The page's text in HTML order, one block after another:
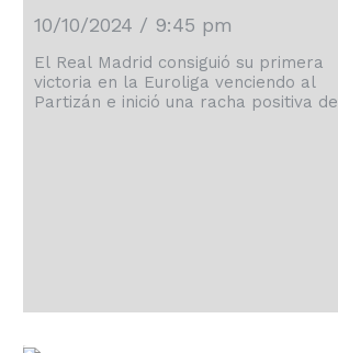
10/10/2024 / 9:45 pm
El Real Madrid consiguió su primera
victoria en la Euroliga venciendo al
Partizán e inició una racha positiva de